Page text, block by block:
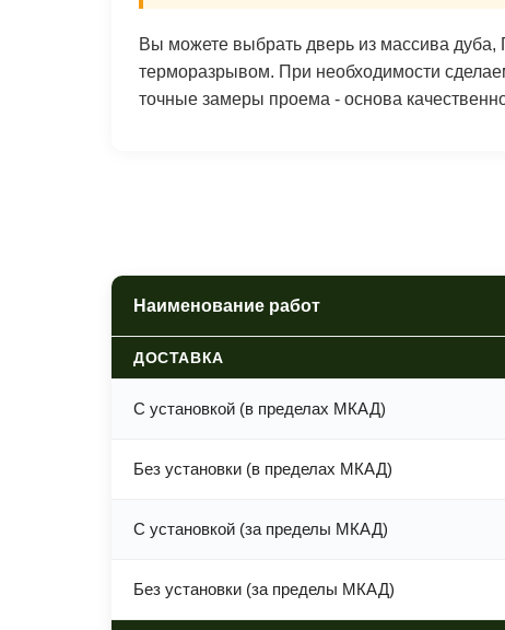
Вы можете выбрать дверь из массива
терморазрывом. При необходимости
точные замеры проема - основа
Наименование работ
ДОСТАВКА
С установкой (в пределах МКАД)
Без установки (в пределах МКАД)
С установкой (за пределы МКАД)
Без установки (за пределы МКАД)